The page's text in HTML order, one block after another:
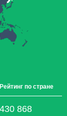
Рейтинг по стране
430 868